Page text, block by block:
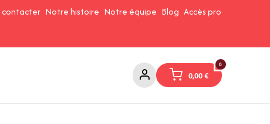
contacter Notre histoire Notre équipe Blog Accès pro
0
0,00€